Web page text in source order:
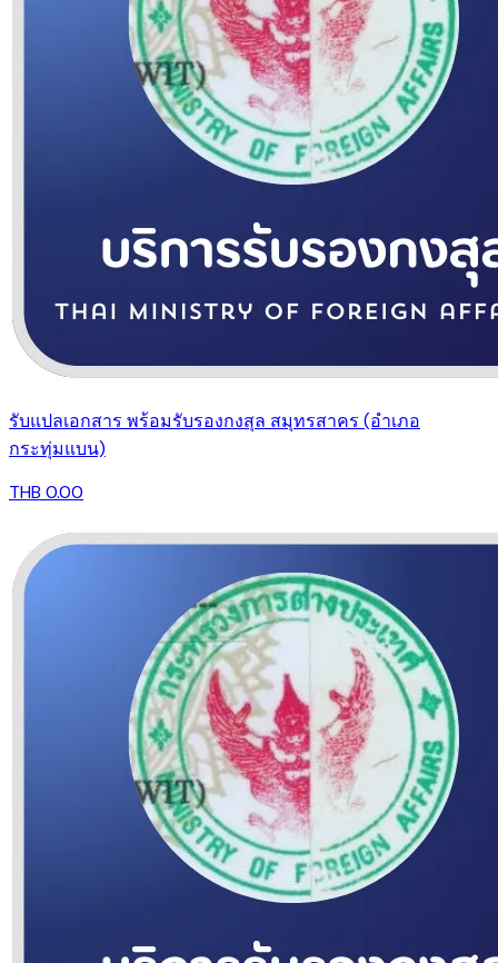
รับแปลเอกสาร พร้อมรับรองกงสุล สมุทรสาคร (อำเภอ
กระทุ่มแบน)
THB 0.00